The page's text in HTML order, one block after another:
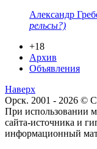
Александр
рельсы?)
+18
Архив
Объявления
Наверх
Орск. 2001 - 2026 ©
При использовании
сайта-источника и
информационный